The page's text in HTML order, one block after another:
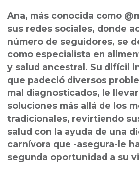
Ana, más conocida como
sus redes sociales, donde
número de seguidores, se
como especialista en
y salud ancestral. Su difícil
que padeció diversos
mal diagnosticados, le
soluciones más allá de los
tradicionales, revirtiendo
salud con la ayuda de una
carnívora que -asegura-le
segunda oportunidad a su